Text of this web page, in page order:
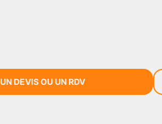
DEVIS OU UN RDV